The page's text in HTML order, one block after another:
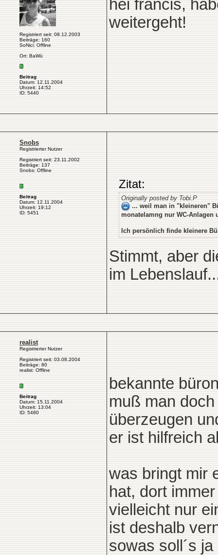
Registriert seit: 08.12.2003
Beiträge: 160
SoNici: Offline
Ort: BaWü
Beitrag
Datum: 12.11.2004
Uhrzeit: 14:52
ID: 5440
hei francis,
weitergeht!
Snobs
Registrierter Nutzer
Registriert seit: 23.11.2002
Beiträge: 137
Snobs: Offline
Beitrag
Datum: 12.11.2004
Uhrzeit: 19:12
ID: 5451
Zitat:
Originally posted by Tobi.P
... weil man in "kleineren"
monatelamng nur WC-Anlagen
Ich persönlich finde kleinere
Stimmt, aber
im
realist
Registrierter Nutzer
Registriert seit: 03.08.2004
Beiträge: 80
realist: Offline
Beitrag
Datum: 15.11.2004
Uhrzeit: 13:04
ID: 5480
bekannte
muß man
überzeugen
er ist hilfreich
was bringt mir
hat, dort
vielleicht nur
ist deshalb
sowas soll´s